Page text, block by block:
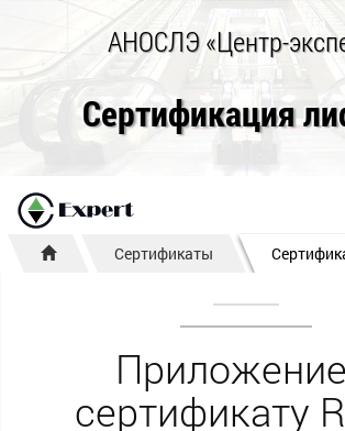
АНОСЛЭ «Центр-
Сертификация
Сертификаты
сертификату